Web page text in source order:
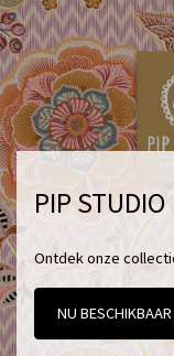
PIP STUDIO
Ontdek onze
NU BESCHIKBAAR